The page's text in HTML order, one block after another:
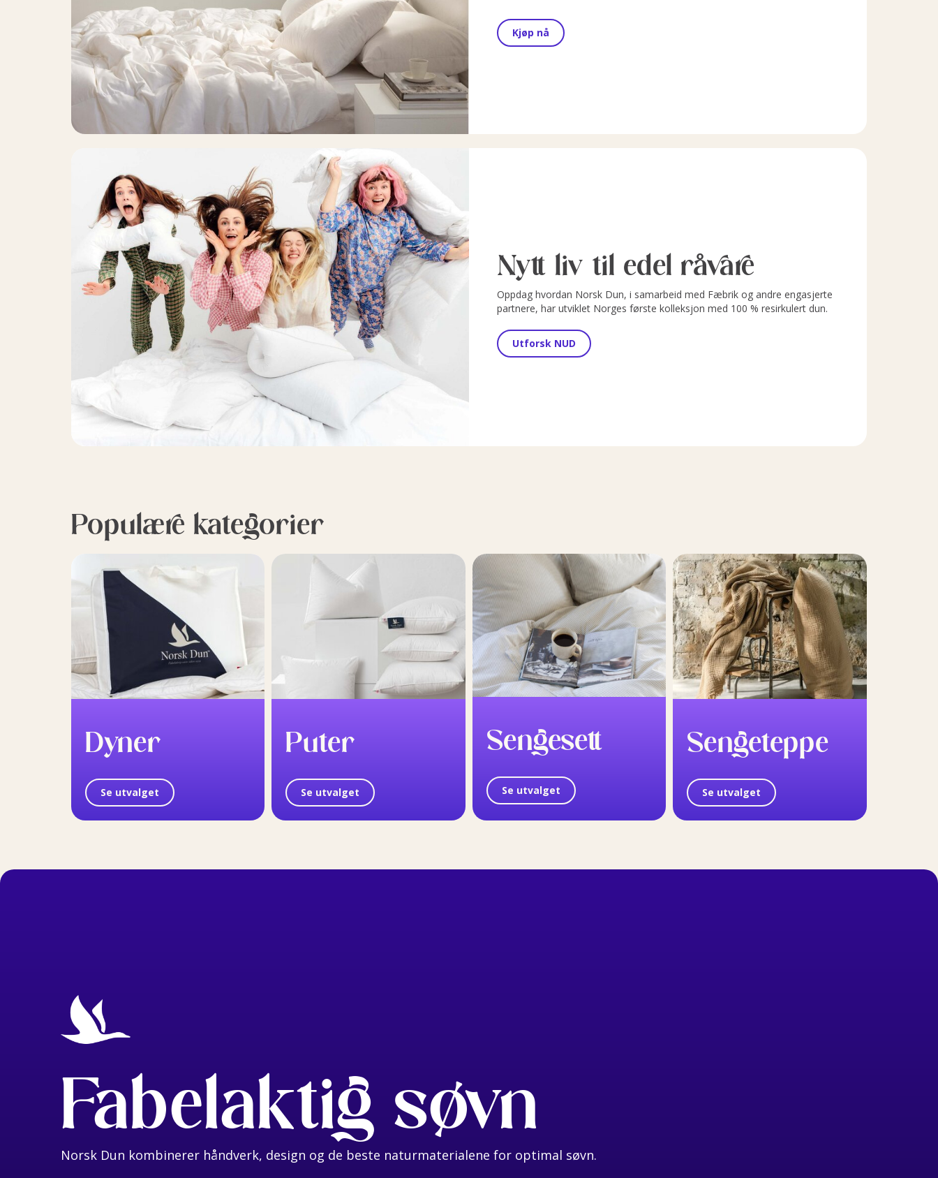
Kjøp nå
Nytt liv til edel råvare
Oppdag hvordan Norsk Dun, i samarbeid med Fæbrik og andre engasjerte
partnere, har utviklet Norges første kolleksjon med 100 % resirkulert dun.
Utforsk NUD
Populære kategorier
Dyner
Se utvalget
Puter
Se utvalget
Sengesett
Se utvalget
Sengeteppe
Se utvalget
Fabelaktig søvn
Norsk Dun kombinerer håndverk, design og de beste naturmaterialene for optimal søvn.